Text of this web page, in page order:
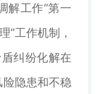
解工作“第一
”工作机制，
纠纷化解在
隐患和不稳